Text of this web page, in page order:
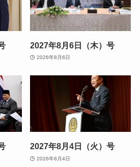
2027年8月6日（木）号
2026年8月6日
2027年8月4日（火）号
2026年8月4日